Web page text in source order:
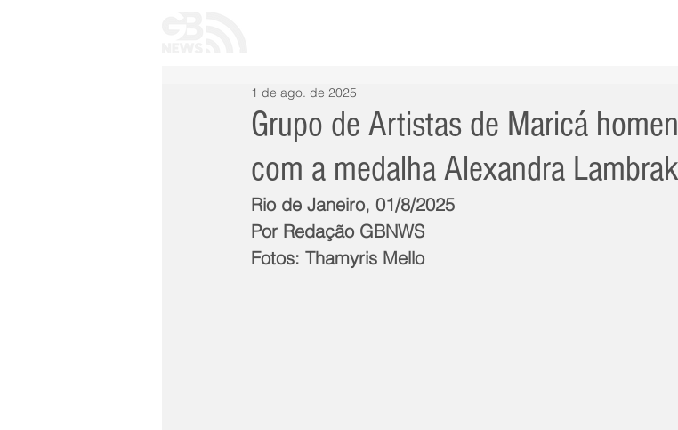
Grupo de Artistas de Maricá
com a medalha Alexandra
1 de ago. de 2025
Rio de Janeiro, 01/8/2025
Por Redação GBNWS
Fotos: Thamyris Mello